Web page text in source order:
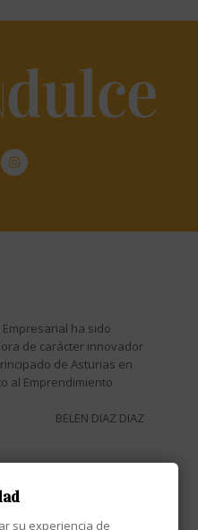
ha sido
de carácter innovador
de Asturias en
al Emprendimiento
BELEN DIAZ DIAZ
su experiencia de